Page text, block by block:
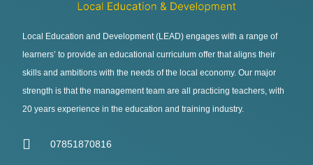
Local Education and Development (LEAD) engages with a range of
learners’ to provide an educational curriculum offer that aligns their
skills and ambitions with the needs of the local economy. Our major
strength is that the management team are all practicing teachers, with
20 years experience in the education and training industry.
07851870816